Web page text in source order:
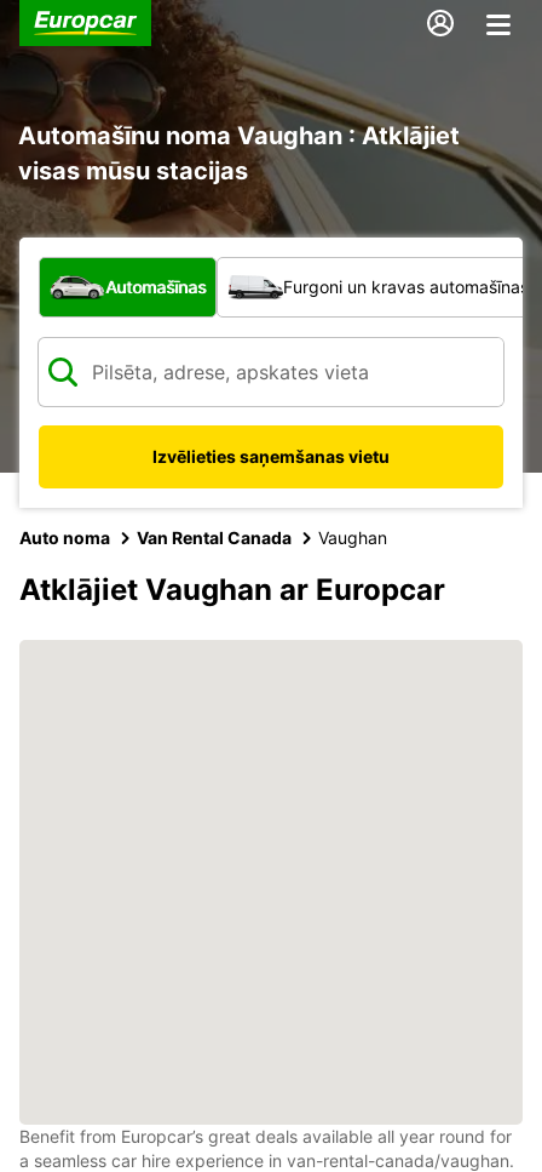
Automašīnu noma Vaughan : Atklājiet
visas mūsu stacijas
Kāda veida transportlīdzeklis?
Automašīnas Furgoni un kravas automašīnas
Izvēlieties saņemšanas vietu
Auto noma Van Rental Canada Vaughan
Atklājiet Vaughan ar Europcar
Benefit from Europcar’s great deals available all year round for
a seamless car hire experience in van-rental-canada/vaughan.